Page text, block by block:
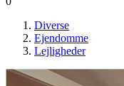
Diverse
Ejendomme
Lejligheder